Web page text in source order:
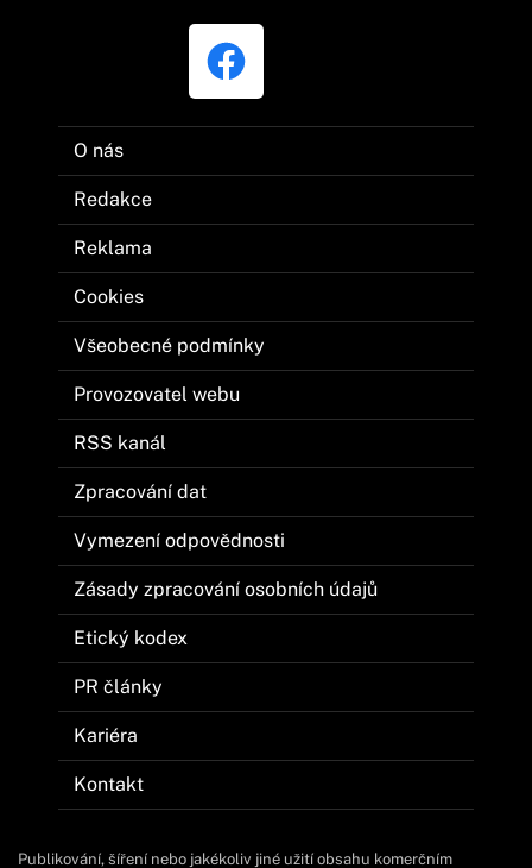
O nás
Redakce
Reklama
Cookies
Všeobecné podmínky
Provozovatel webu
RSS kanál
Zpracování dat
Vymezení odpovědnosti
Zásady zpracování osobních údajů
Etický kodex
PR články
Kariéra
Kontakt
Publikování, šíření nebo jakékoliv jiné užití obsahu komerčním